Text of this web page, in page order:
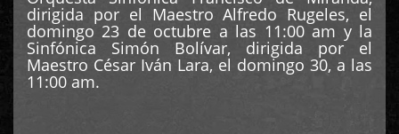
dirigida por el Maestro Alfredo Rugeles, el
domingo 23 de octubre a las 11:00 am y la
Sinfónica Simón Bolívar, dirigida por el
Maestro César Iván Lara, el domingo 30, a las
11:00 am.